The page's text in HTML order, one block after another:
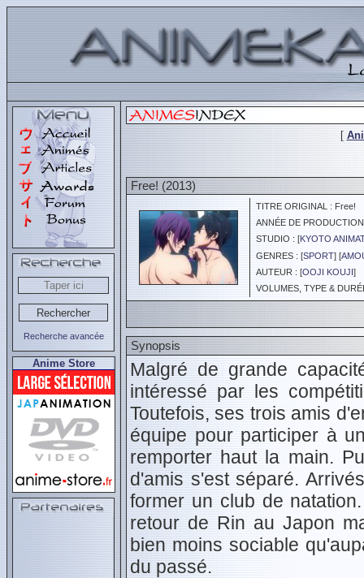
Recherche avancée
Anime Store
[
Free! (2013)
TITRE ORIGINAL : Free!
ANNÉE DE
STUDIO : [KYOTO
GENRES : [SPORT] [
AUTEUR : [OOJI KOUJI]
VOLUMES, TYPE &
Synopsis
Malgré de grande
intéressé par les
Toutefois, ses trois amis
équipe pour participer à
remporter haut la main.
d'amis s'est séparé.
former un club de
retour de Rin au Japon
bien moins sociable
du passé.